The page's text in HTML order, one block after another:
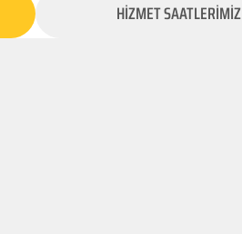
HİZMET SAATLERİMİZ